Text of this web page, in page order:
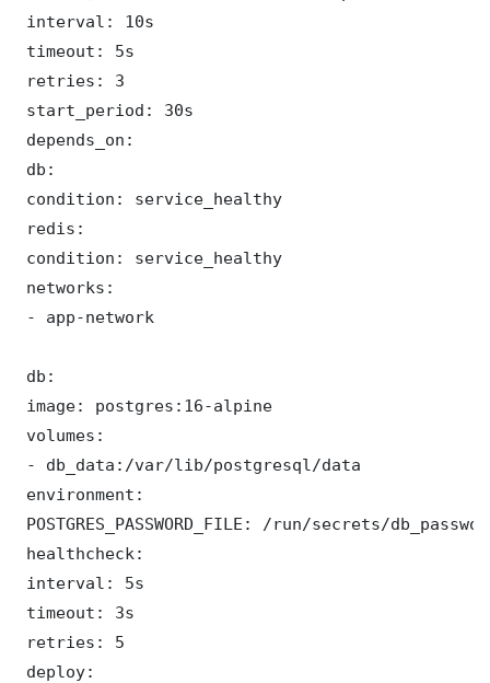
interval: 10s
timeout: 5s
retries: 3
start_period: 30s
depends_on:
db:
condition: service_healthy
redis:
condition: service_healthy
networks:
- app-network
db:
image: postgres:16-alpine
volumes:
- db_data:/var/lib/postgresql/data
environment:
POSTGRES_PASSWORD_FILE: /run/secrets/
healthcheck:
interval: 5s
timeout: 3s
retries: 5
deploy: